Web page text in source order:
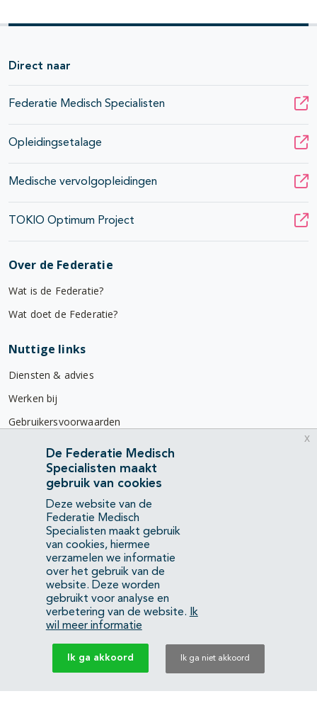
Direct naar
Federatie Medisch Specialisten
Opleidingsetalage
Medische vervolgopleidingen
TOKIO Optimum Project
Over de Federatie
Wat is de Federatie?
Wat doet de Federatie?
Nuttige links
Diensten & advies
Werken bij
Gebruikersvoorwaarden
Privacyverklaring
Contact
Mercatorlaan 1200
3528 BL Utrecht
(088) 505 34 34
info@richtlijnendatabase.nl
YouTubeLinkedIn
KvK Federatie Medisch Specialisten:40483480
Privacyverklaring
De Federatie Medisch
Specialisten maakt
gebruik van cookies
Deze website van de
Federatie Medisch
Specialisten maakt gebruik
van cookies, hiermee
verzamelen we informatie
over het gebruik van de
website. Deze worden
gebruikt voor analyse en
verbetering van de website.
Ik
wil meer informatie
Ik ga akkoord Ik ga niet akkoord
x